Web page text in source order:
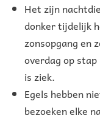
Het zijn
donker tijdelijk
zonsopgang en
overdag op
is ziek.
Egels hebben
bezoeken elke